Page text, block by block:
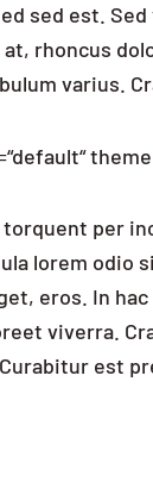
sed est.
rhoncus
varius.
per
lorem
eros. In
viverra.
est